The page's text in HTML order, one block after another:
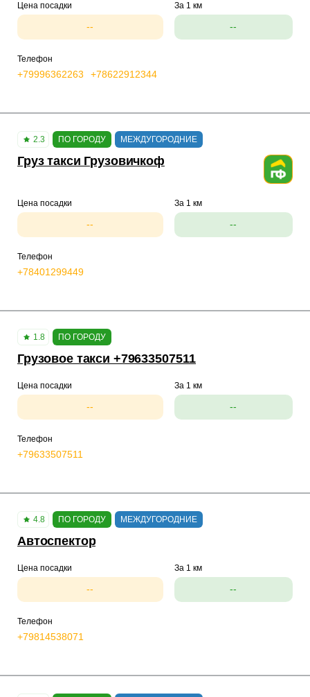
Цена посадки
--
За 1 км
--
Телефон
+79996362263 +78622912344
2.3 ПО ГОРОДУ МЕЖДУГОРОДНИЕ
Груз такси Грузовичкоф
Цена посадки
--
За 1 км
--
Телефон
+78401299449
1.8 ПО ГОРОДУ
Грузовое такси +79633507511
Цена посадки
--
За 1 км
--
Телефон
+79633507511
4.8 ПО ГОРОДУ МЕЖДУГОРОДНИЕ
Автоспектор
Цена посадки
--
За 1 км
--
Телефон
+79814538071